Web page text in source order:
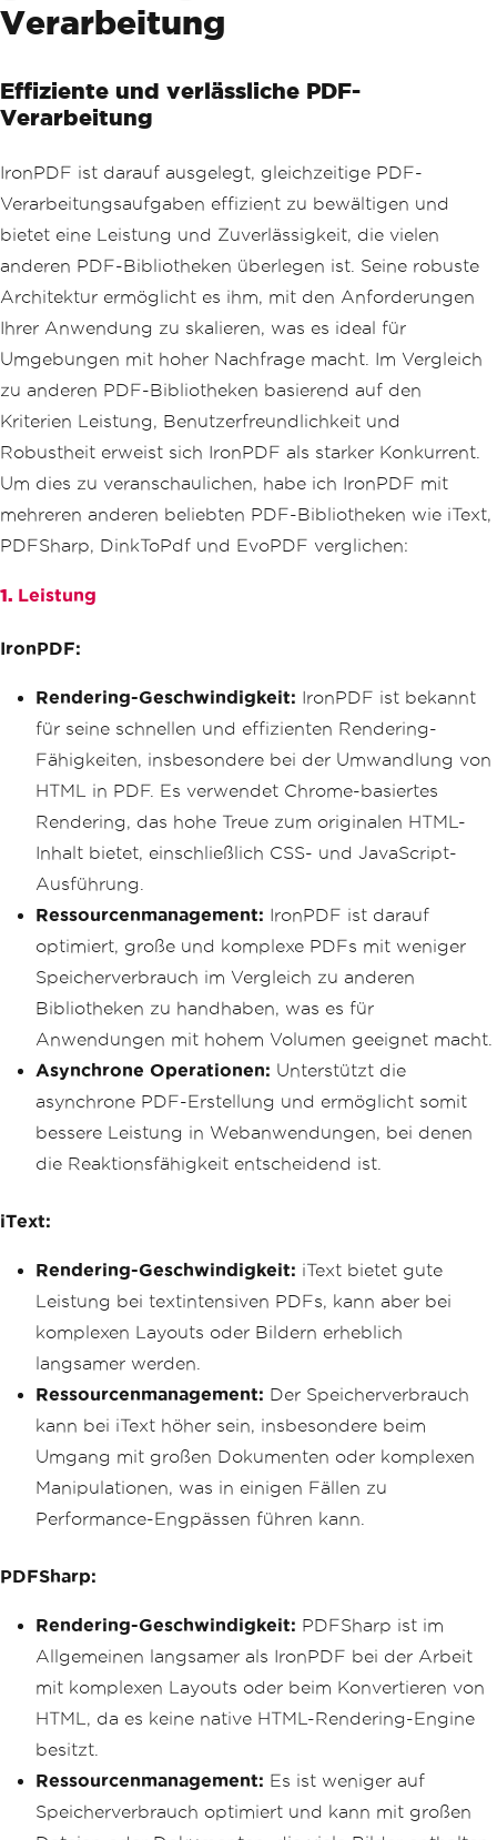
sage}");
{
phore, even if an error occurs.
Console.WriteLine($"Task
{taskId} has released semaphore."
);
}
Verarbeitung
Effiziente und verlässliche PDF-
Verarbeitung
IronPDF ist darauf ausgelegt, gleichzeitige PDF-
Verarbeitungsaufgaben effizient zu bewältigen und
bietet eine Leistung und Zuverlässigkeit, die vielen
anderen PDF-Bibliotheken überlegen ist. Seine robuste
Architektur ermöglicht es ihm, mit den Anforderungen
Ihrer Anwendung zu skalieren, was es ideal für
Umgebungen mit hoher Nachfrage macht. Im Vergleich
zu anderen PDF-Bibliotheken basierend auf den
Kriterien Leistung, Benutzerfreundlichkeit und
Robustheit erweist sich IronPDF als starker Konkurrent.
Um dies zu veranschaulichen, habe ich IronPDF mit
mehreren anderen beliebten PDF-Bibliotheken wie iText,
PDFSharp, DinkToPdf und EvoPDF verglichen:
1. Leistung
IronPDF:
Rendering-Geschwindigkeit: IronPDF ist bekannt
für seine schnellen und effizienten Rendering-
Fähigkeiten, insbesondere bei der Umwandlung von
HTML in PDF. Es verwendet Chrome-basiertes
Rendering, das hohe Treue zum originalen HTML-
Inhalt bietet, einschließlich CSS- und JavaScript-
Ausführung.
Ressourcenmanagement: IronPDF ist darauf
optimiert, große und komplexe PDFs mit weniger
Speicherverbrauch im Vergleich zu anderen
Bibliotheken zu handhaben, was es für
Anwendungen mit hohem Volumen geeignet macht.
Asynchrone Operationen: Unterstützt die
asynchrone PDF-Erstellung und ermöglicht somit
bessere Leistung in Webanwendungen, bei denen
die Reaktionsfähigkeit entscheidend ist.
iText:
Rendering-Geschwindigkeit: iText bietet gute
Leistung bei textintensiven PDFs, kann aber bei
komplexen Layouts oder Bildern erheblich
langsamer werden.
Ressourcenmanagement: Der Speicherverbrauch
kann bei iText höher sein, insbesondere beim
Umgang mit großen Dokumenten oder komplexen
Manipulationen, was in einigen Fällen zu
Performance-Engpässen führen kann.
PDFSharp:
Rendering-Geschwindigkeit: PDFSharp ist im
Allgemeinen langsamer als IronPDF bei der Arbeit
mit komplexen Layouts oder beim Konvertieren von
HTML, da es keine native HTML-Rendering-Engine
besitzt.
Ressourcenmanagement: Es ist weniger auf
Speicherverbrauch optimiert und kann mit großen